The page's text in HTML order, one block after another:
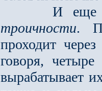
И еще в
троичности.
проходит
говоря,
выра­батывает